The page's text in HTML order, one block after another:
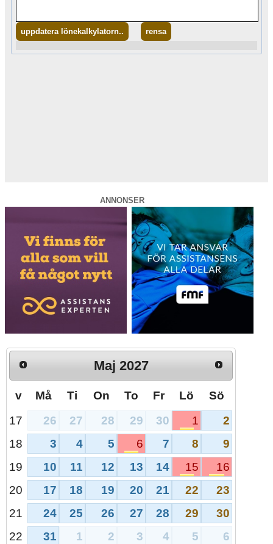
uppdatera lönekalkylatorn.. rensa
ANNONSER
Maj 2027
v Må Ti On To Fr Lö
Sö
17
26 27 28 29 30 1
2
18
3 4 5 6 7 8
9
19
10 11 12 13 14 15
16
20
17 18 19 20 21 22
23
21
24 25 26 27 28 29
30
22
31 1 2 3 4 5 6